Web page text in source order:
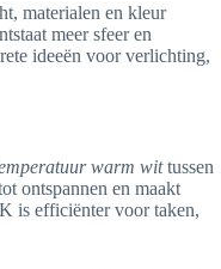
materialen en kleur
meer sfeer en
ideeën voor verlichting,
warm wittussen
ontspannen en maakt
is efficiënter voor taken,